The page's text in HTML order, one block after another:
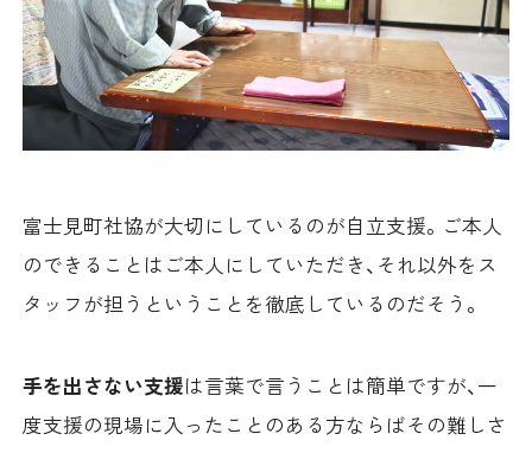
富士見町社協が大切にしているのが自立支援。ご本人
のできることはご本人にしていただき、それ以外をス
タッフが担うということを徹底しているのだそう。
手を出さない支援は言葉で言うことは簡単ですが、一
度支援の現場に入ったことのある方ならばその難しさ